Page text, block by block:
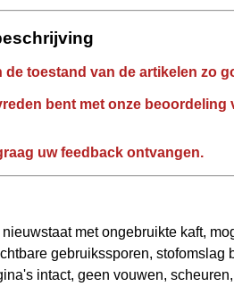
de toestand van de artikelen zo
bent met onze
uw feedback ontvangen.
nieuwstaat met ongebruikte kaft,
gebruikssporen, stofomslag
intact, geen vouwen,